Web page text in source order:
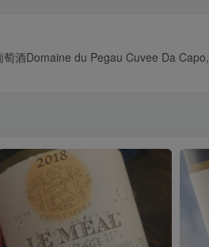
酒Domaine du Pegau Cuvee Da Capo,